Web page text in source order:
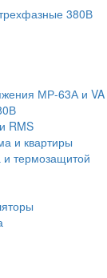
380В
МР-63А и VA
RMS
и квартиры
и термозащитой